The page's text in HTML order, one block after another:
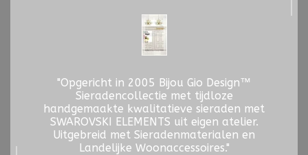
"Opgericht in 2005 Bijou Gio Design™
Sieradencollectie met tijdloze
handgemaakte kwalitatieve sieraden met
SWAROVSKI ELEMENTS uit eigen atelier.
Uitgebreid met Sieradenmaterialen en
Landelijke Woonaccessoires."